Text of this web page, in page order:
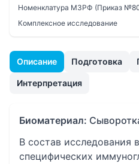
Описание Подготовка
Интерпретация
Биоматериал:
В состав исследования
специфических
Номенклатура МЗРФ (Приказ
Комплексное исследование